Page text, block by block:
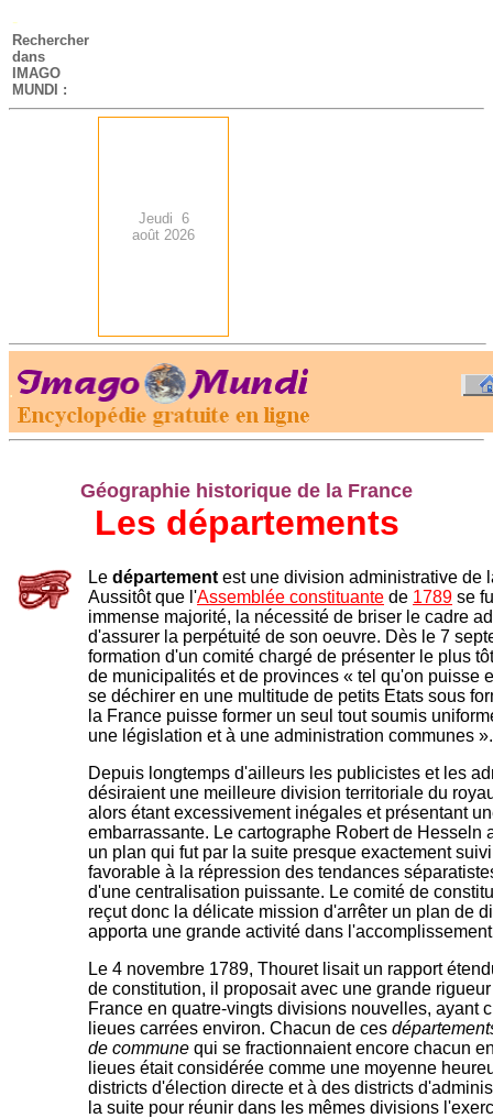
-
Rechercher
dans
IMAGO
MUNDI :
Jeudi 6
août 2026
.
Géographie historique de la France
Les départements
Le département est une division administrative de
Aussitôt que l'Assemblée constituante de 1789 se
immense majorité, la nécessité de briser le cadre
d'assurer la perpétuité de son oeuvre. Dès le 7
formation d'un comité chargé de présenter le plus
de municipalités et de provinces « tel qu'on puisse
se déchirer en une multitude de petits Etats sous
la France puisse former un seul tout soumis
une législation et à une administration communes
Depuis longtemps d'ailleurs les publicistes et les
désiraient une meilleure division territoriale du
alors étant excessivement inégales et présentant
embarrassante. Le cartographe Robert de Hesseln
un plan qui fut par la suite presque exactement
favorable à la répression des tendances
d'une centralisation puissante. Le comité de
reçut donc la délicate mission d'arrêter un plan de
apporta une grande activité dans
Le 4 novembre 1789, Thouret lisait un rapport
de constitution, il proposait avec une grande
France en quatre-vingts divisions nouvelles, ayant
lieues carrées environ. Chacun de ces
de commune qui se fractionnaient encore chacun
lieues était considérée comme une moyenne
districts d'élection directe et à des districts
la suite pour réunir dans les mêmes divisions